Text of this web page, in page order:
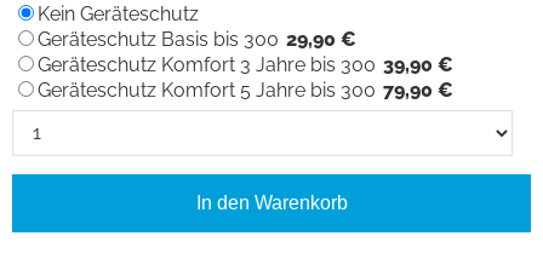
Kein Geräteschutz
Geräteschutz Basis bis 300 29,90 €
Geräteschutz Komfort 3 Jahre bis 300 39,90 €
Geräteschutz Komfort 5 Jahre bis 300 79,90 €
In den Warenkorb